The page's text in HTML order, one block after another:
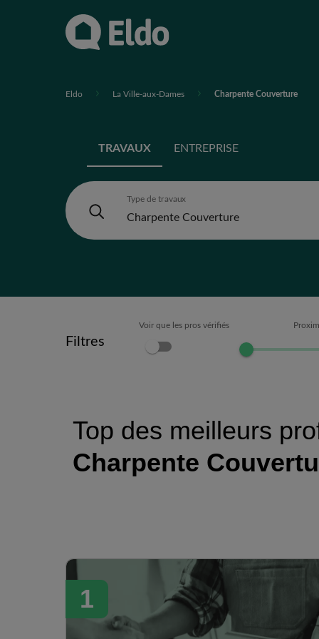
Eldo La Ville-aux-Dames Charpente Couverture
TRAVAUX ENTREPRISE
Type de travaux
Filtres
Voir que les pros vérifiés
Top des meilleurs
Charpente
1